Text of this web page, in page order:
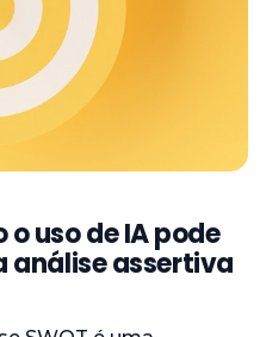
o uso de IA pode
análise assertiva